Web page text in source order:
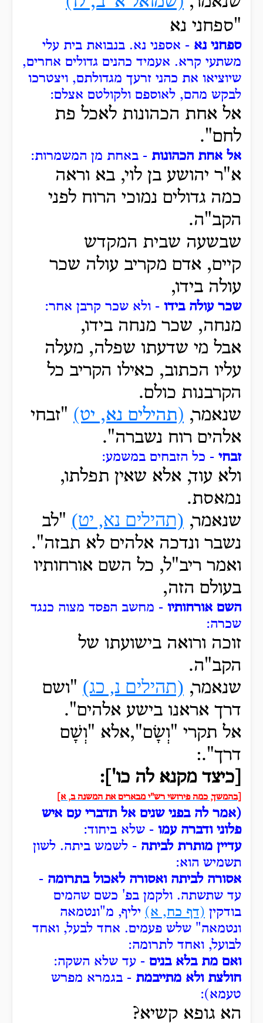
"ספחני נא
ספחני נא - אספני נא. בנבואת בית עלי
משתעי קרא. אעמיד כהנים גדולים אחרים,
שיוציאו את כהני זרעך מגדולתם, ויצטרכו
לבקש מהם, לאוספם ולקולטם אצלם:
אל אחת הכהונות לאכל פת
לחם".
אל אחת הכהונות - באחת מן המשמרות:
א"ר יהושע בן לוי, בא וראה
כמה גדולים נמוכי הרוח לפני
הקב"ה.
שבשעה שבית המקדש
קיים, אדם מקריב עולה שכר
עולה בידו,
שכר עולה בידו - ולא שכר קרבן אחר:
מנחה, שכר מנחה בידו,
אבל מי שדעתו שפלה, מעלה
עליו הכתוב, כאילו הקריב כל
הקרבנות כולם.
שנאמר, (תהילים נא, יט) "זבחי
אלהים רוח נשברה".
זבחי - כל הזבחים במשמע:
ולא עוד, אלא שאין תפלתו,
נמאסת.
שנאמר, (תהילים נא, יט) "לב
נשבר ונדכה אלהים לא תבזה".
ואמר ריב"ל, כל השם אורחותיו
בעולם הזה,
השם אורחותיו - מחשב הפסד מצוה כנגד
שכרה:
זוכה ורואה בישועתו של
הקב"ה.
שנאמר, (תהילים נ, כג) "ושם
דרך אראנו בישע אלהים".
אל תקרי "וְשָׂם",אלא "וְשָׁם
דרך".:
[כיצד מקנא לה כו']:
[בהמשך, כמה פירושי רש"י מבארים את המשנה ב, א]
(אמר לה בפני שנים אל תדברי עם איש
פלוני ודברה עמו - שלא ביחוד:
עדיין מותרת לביתה - לשמש ביתה. לשון
תשמיש הוא:
אסורה לביתה ואסורה לאכול בתרומה -
עד שתשתה. ולקמן בפ' כשם שהמים
בודקין (דף כח, א) יליף, מ"ונטמאה
ונטמאה" שלש פעמים. אחד לבעל, ואחד
לבועל, ואחד לתרומה:
ואם מת בלא בנים - עד שלא השקה:
חולצת ולא מתייבמת - בגמרא מפרש
טעמא):
הא גופא קשיא?